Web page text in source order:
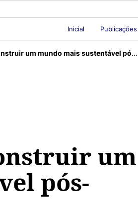
Inicial Publicações
mundo mais sustentável pós-pandemia
um
pós-